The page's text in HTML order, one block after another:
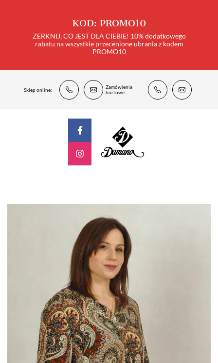
KOD: PROMO10
ZERKNIJ, CO JEST DLA CIEBIE! 10% dodatkowego
rabatu na wszystkie przecenione ubrania z kodem
PROMO10
Sklep online:
Zamówienia
hurtowe: